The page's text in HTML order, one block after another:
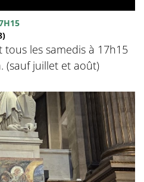
les samedis à 17h15
(sauf juillet et août)